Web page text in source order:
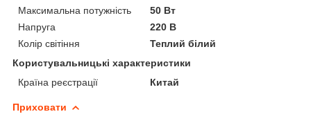
Максимальна потужність
50 Вт
Напруга
220 В
Колір світіння
Теплий білий
Користувальницькі характеристики
Країна реєстрації
Китай
Приховати